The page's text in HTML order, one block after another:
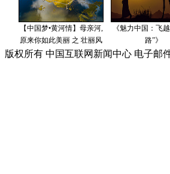
版权所有 中国互联网新闻中心 电子邮